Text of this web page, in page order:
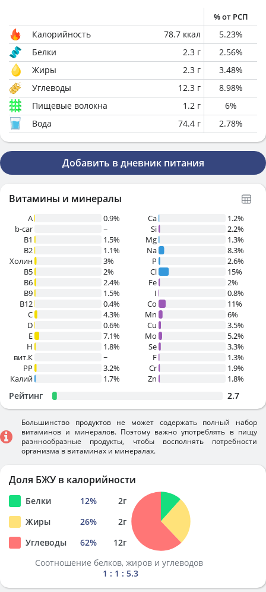
% от РСП
Калорийность 78.7 ккал 5.23%
Белки
2.3 г 2.56%
Жиры
2.3 г 3.48%
Углеводы
12.3 г 8.98%
Пищевые волокна
1.2 г 6%
Вода
74.4 г 2.78%
Добавить в дневник питания
Витамины и минералы
A
0.9%
b-car
~
В1
1.5%
B2
1.1%
Холин
3%
B5
2%
B6
2.4%
B9
1.5%
B12
0.4%
C
4.3%
D
0.6%
E
7.1%
H
1.8%
вит.К
~
PP
3.2%
Калий
1.7%
Ca
1.2%
Si
2.2%
Mg
1.3%
Na
8.3%
P
2.6%
Cl
15%
Fe
2%
I
0.8%
Co
11%
Mn
6%
Cu
3.5%
Mo
5.2%
Se
3.3%
F
1.3%
Cr
1.9%
Zn
1.8%
Рейтинг 2.7
Большинство продуктов не может содержать полный набор
витаминов и минералов. Поэтому важно употреблять в пищу
разннообразные продукты, чтобы восполнять потребности
организма в витаминах и минералах.
Доля БЖУ в калорийности
Белки 12% 2г
Жиры
26% 2г
Углеводы
62% 12г
Соотношение белков, жиров и углеводов
1 : 1 : 5.3